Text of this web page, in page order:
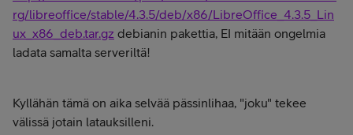
rg/libreoffice/stable/4.3.5/deb/x86/LibreOffice_4.3.5_Lin
ux_x86_deb.tar.gz debianin pakettia, EI mitään ongelmia
ladata samalta serveriltä!
Kyllähän tämä on aika selvää pässinlihaa, "joku" tekee
välissä jotain latauksilleni.